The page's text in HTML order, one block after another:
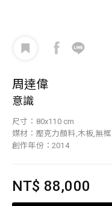
周達偉
意識
尺寸：80x110 cm
媒材：壓克力顏料,木板,無框
創作年份：2014
NT$ 88,000